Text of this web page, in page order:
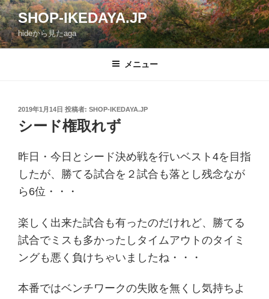
コ
ン
テ
ン
SHOP-IKEDAYA.JP
hideから見たaga
メニュー
投
稿
日:
2019年1月14日 投稿者: SHOP-IKEDAYA.JP
シード権取れず
昨日・今日とシード決め戦を行いベスト4を目指
したが、勝てる試合を２試合も落とし残念なが
ら6位・・・
楽しく出来た試合も有ったのだけれど、勝てる
試合でミスも多かったしタイムアウトのタイミ
ングも悪く負けちゃいましたね・・・
本番ではベンチワークの失敗を無くし気持ちよ